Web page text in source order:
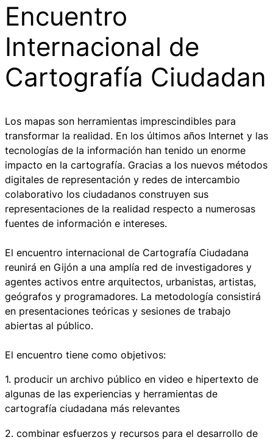
Encuentro
Internacional de
Cartografía Ciudadan
Los mapas son herramientas imprescindibles para
transformar la realidad. En los últimos años Internet y las
tecnologías de la información han tenido un enorme
impacto en la cartografía. Gracias a los nuevos métodos
digitales de representación y redes de intercambio
colaborativo los ciudadanos construyen sus
representaciones de la realidad respecto a numerosas
fuentes de información e intereses.
El encuentro internacional de Cartografía Ciudadana
reunirá en Gijón a una amplía red de investigadores y
agentes activos entre arquitectos, urbanistas, artistas,
geógrafos y programadores. La metodología consistirá
en presentaciones teóricas y sesiones de trabajo
abiertas al público.
El encuentro tiene como objetivos:
1. producir un archivo público en video e hipertexto de
algunas de las experiencias y herramientas de
cartografía ciudadana más relevantes
2. combinar esfuerzos y recursos para el desarrollo de